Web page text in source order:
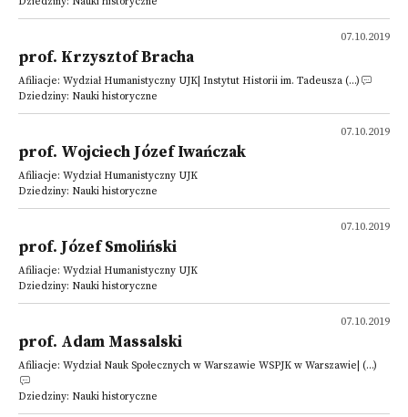
07.10.2019
prof. Krzysztof Bracha
Afiliacje: Wydział Humanistyczny UJK| Instytut Historii im. Tadeusza (...)
Dziedziny: Nauki historyczne
07.10.2019
prof. Wojciech Józef Iwańczak
Afiliacje: Wydział Humanistyczny UJK
Dziedziny: Nauki historyczne
07.10.2019
prof. Józef Smoliński
Afiliacje: Wydział Humanistyczny UJK
Dziedziny: Nauki historyczne
07.10.2019
prof. Adam Massalski
Afiliacje: Wydział Nauk Społecznych w Warszawie WSPJK w Warszawie| (...)
Dziedziny: Nauki historyczne